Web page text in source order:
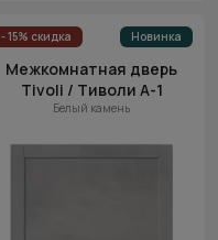
- 15% скидка Новинка
Межкомнатная дверь
Tivoli / Тиволи А-1
Белый камень